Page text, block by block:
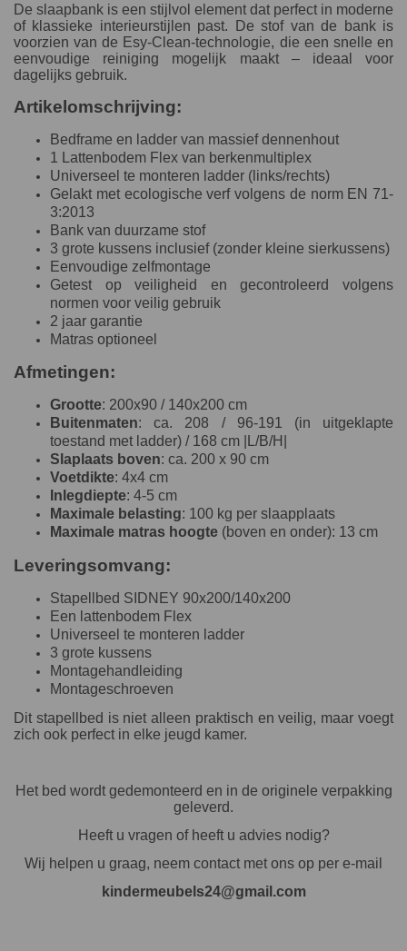
De slaapbank is een stijlvol element dat perfect in moderne
of klassieke interieurstijlen past. De stof van de bank is
voorzien van de Esy-Clean-technologie, die een snelle en
eenvoudige reiniging mogelijk maakt – ideaal voor
dagelijks gebruik.
Artikelomschrijving:
Bedframe en ladder van massief dennenhout
1 Lattenbodem Flex van berkenmultiplex
Universeel te monteren ladder (links/rechts)
Gelakt met ecologische verf volgens de norm EN 71-
3:2013
Bank van duurzame stof
3 grote kussens inclusief (zonder kleine sierkussens)
Eenvoudige zelfmontage
Getest op veiligheid en gecontroleerd volgens
normen voor veilig gebruik
2 jaar garantie
Matras optioneel
Afmetingen:
Grootte: 200x90 / 140x200 cm
Buitenmaten: ca. 208 / 96-191 (in uitgeklapte
toestand met ladder) / 168 cm |L/B/H|
Slaplaats boven: ca. 200 x 90 cm
Voetdikte: 4x4 cm
Inlegdiepte: 4-5 cm
Maximale belasting: 100 kg per slaapplaats
Maximale matras hoogte (boven en onder): 13 cm
Leveringsomvang:
Stapellbed SIDNEY 90x200/140x200
Een lattenbodem Flex
Universeel te monteren ladder
3 grote kussens
Montagehandleiding
Montageschroeven
Dit stapellbed is niet alleen praktisch en veilig, maar voegt
zich ook perfect in elke jeugd kamer.
Het bed wordt gedemonteerd en in de originele verpakking
geleverd.
Heeft u vragen of heeft u advies nodig?
Wij helpen u graag, neem contact met ons op per e-mail
kindermeubels24@gmail.com